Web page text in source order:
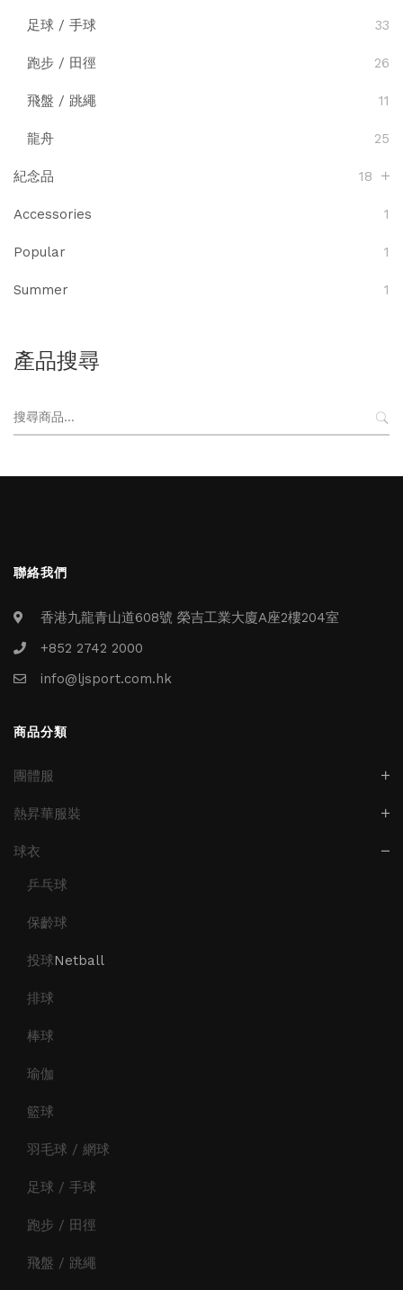
足球 / 手球 33
跑步 / 田徑 26
飛盤 / 跳繩 11
龍舟 25
紀念品 18
Accessories 1
Popular 1
Summer 1
產品搜尋
搜
尋
聯絡我們
香港九龍青山道608號 榮吉工業大廈A座2樓204室
+852 2742 2000
info@ljsport.com.hk
商品分類
團體服
熱昇華服裝
球衣
乒乓球
保齡球
投球Netball
排球
棒球
瑜伽
籃球
羽毛球 / 網球
足球 / 手球
跑步 / 田徑
飛盤 / 跳繩